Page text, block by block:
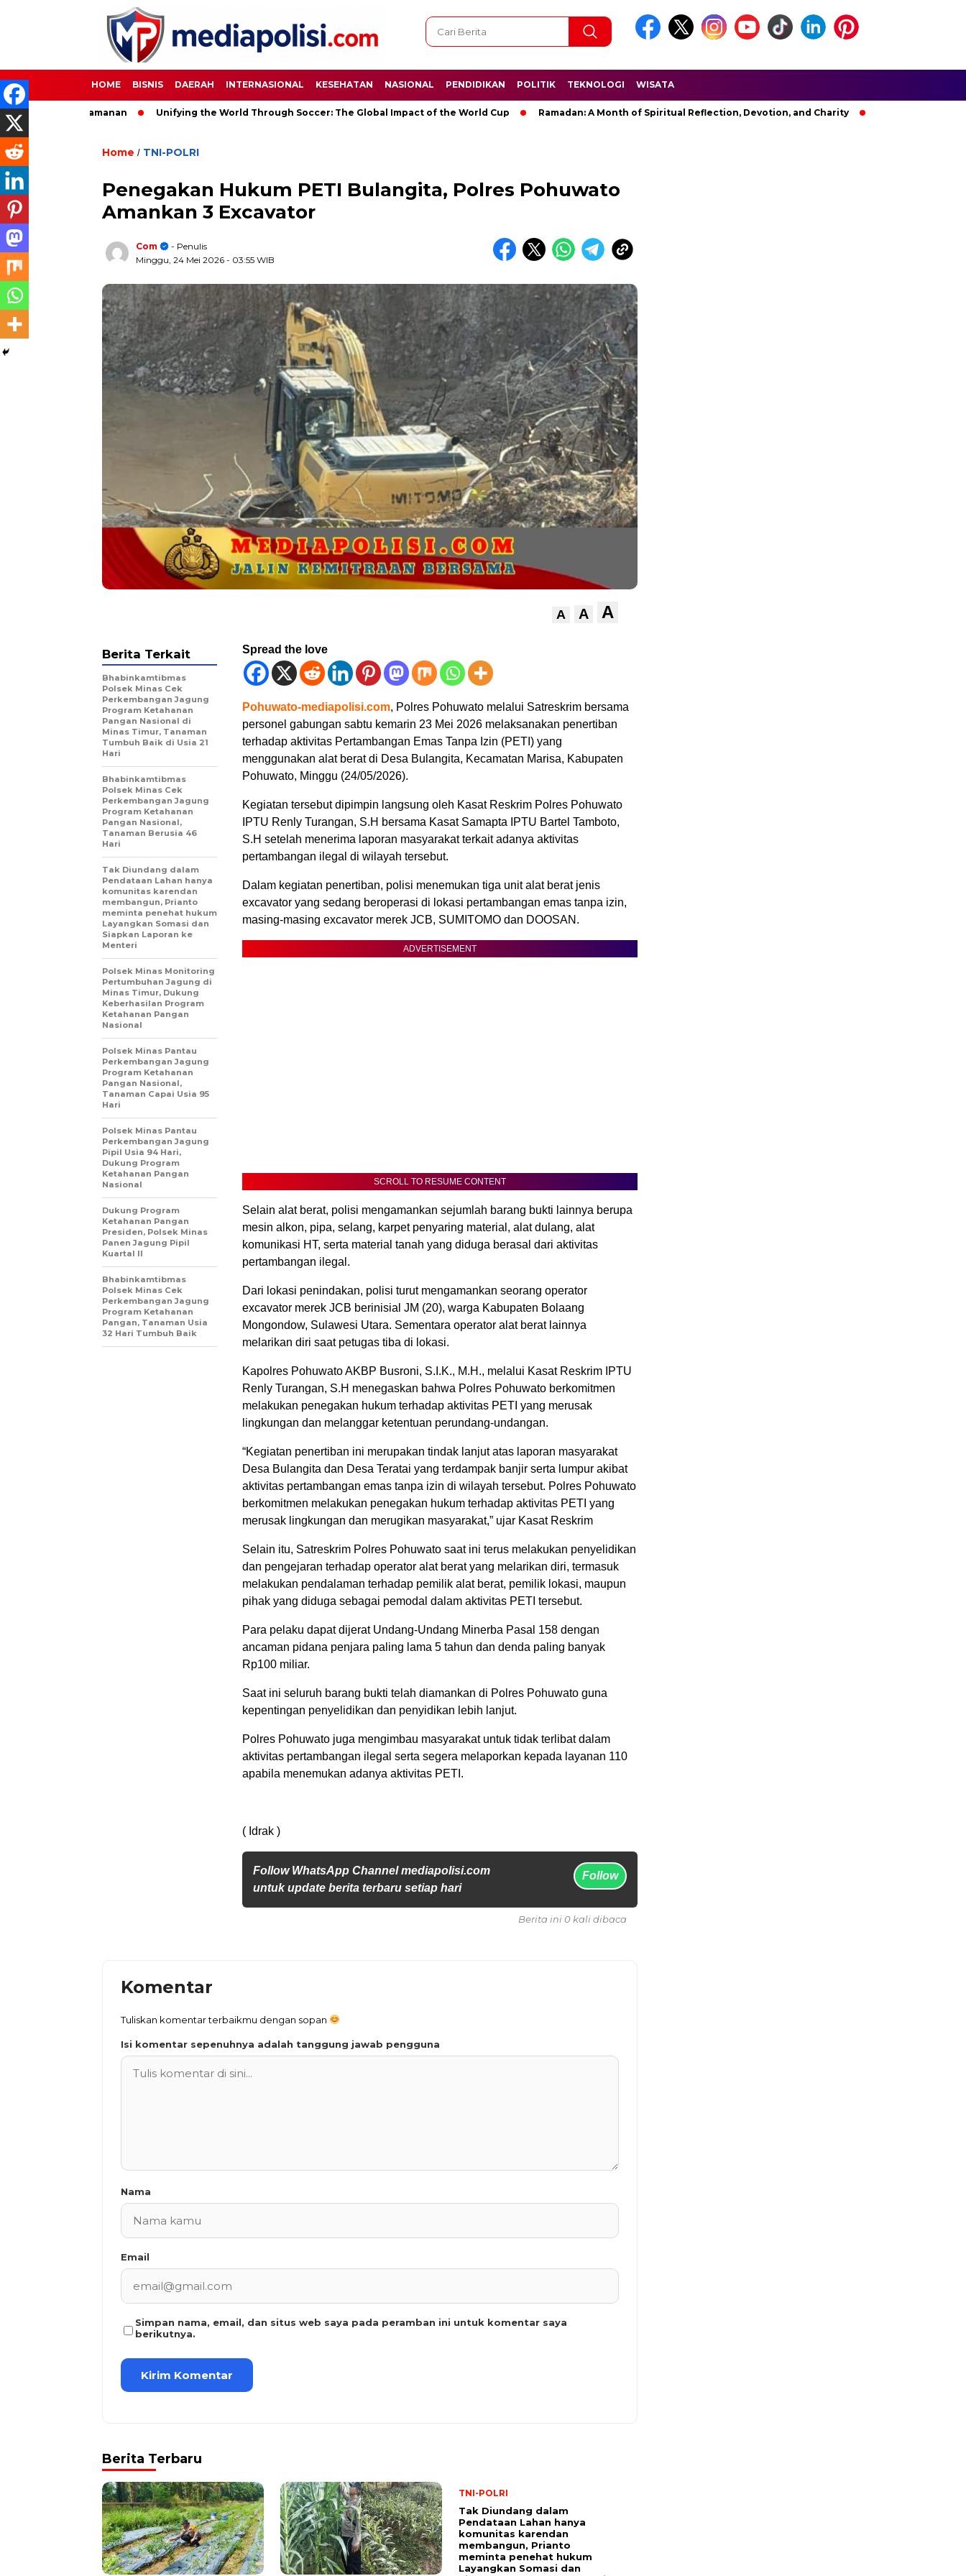
HOME BISNIS DAERAH INTERNASIONAL KESEHATAN NASIONAL PENDIDIKAN POLITIK TEKNOLOGI WISATA
Pengamanan Unifying the World Through Soccer: The Global Impact of the World Cup Ramadan: A Month of Spiritual Reflection, Devotion, and Charity The Latest News in R&B
Home / TNI-POLRI
Penegakan Hukum PETI Bulangita, Polres Pohuwato
Amankan 3 Excavator
Com
- Penulis
Minggu, 24 Mei 2026 - 03:55 WIB
A A A
Spread the love
Pohuwato-mediapolisi.com, Polres Pohuwato melalui Satreskrim bersama
personel gabungan sabtu kemarin 23 Mei 2026 melaksanakan penertiban
terhadap aktivitas Pertambangan Emas Tanpa Izin (PETI) yang
menggunakan alat berat di Desa Bulangita, Kecamatan Marisa, Kabupaten
Pohuwato, Minggu (24/05/2026).
Kegiatan tersebut dipimpin langsung oleh Kasat Reskrim Polres Pohuwato
IPTU Renly Turangan, S.H bersama Kasat Samapta IPTU Bartel Tamboto,
S.H setelah menerima laporan masyarakat terkait adanya aktivitas
pertambangan ilegal di wilayah tersebut.
Dalam kegiatan penertiban, polisi menemukan tiga unit alat berat jenis
excavator yang sedang beroperasi di lokasi pertambangan emas tanpa izin,
masing-masing excavator merek JCB, SUMITOMO dan DOOSAN.
ADVERTISEMENT
SCROLL TO RESUME CONTENT
Selain alat berat, polisi mengamankan sejumlah barang bukti lainnya berupa
mesin alkon, pipa, selang, karpet penyaring material, alat dulang, alat
komunikasi HT, serta material tanah yang diduga berasal dari aktivitas
pertambangan ilegal.
Dari lokasi penindakan, polisi turut mengamankan seorang operator
excavator merek JCB berinisial JM (20), warga Kabupaten Bolaang
Mongondow, Sulawesi Utara. Sementara operator alat berat lainnya
melarikan diri saat petugas tiba di lokasi.
Kapolres Pohuwato AKBP Busroni, S.I.K., M.H., melalui Kasat Reskrim IPTU
Renly Turangan, S.H menegaskan bahwa Polres Pohuwato berkomitmen
melakukan penegakan hukum terhadap aktivitas PETI yang merusak
lingkungan dan melanggar ketentuan perundang-undangan.
“Kegiatan penertiban ini merupakan tindak lanjut atas laporan masyarakat
Desa Bulangita dan Desa Teratai yang terdampak banjir serta lumpur akibat
aktivitas pertambangan emas tanpa izin di wilayah tersebut. Polres Pohuwato
berkomitmen melakukan penegakan hukum terhadap aktivitas PETI yang
merusak lingkungan dan merugikan masyarakat,” ujar Kasat Reskrim
Selain itu, Satreskrim Polres Pohuwato saat ini terus melakukan penyelidikan
dan pengejaran terhadap operator alat berat yang melarikan diri, termasuk
melakukan pendalaman terhadap pemilik alat berat, pemilik lokasi, maupun
pihak yang diduga sebagai pemodal dalam aktivitas PETI tersebut.
Para pelaku dapat dijerat Undang-Undang Minerba Pasal 158 dengan
ancaman pidana penjara paling lama 5 tahun dan denda paling banyak
Rp100 miliar.
Saat ini seluruh barang bukti telah diamankan di Polres Pohuwato guna
kepentingan penyelidikan dan penyidikan lebih lanjut.
Polres Pohuwato juga mengimbau masyarakat untuk tidak terlibat dalam
aktivitas pertambangan ilegal serta segera melaporkan kepada layanan 110
apabila menemukan adanya aktivitas PETI.
( Idrak )
Follow WhatsApp Channel mediapolisi.com
untuk update berita terbaru setiap hari
Follow
Berita Terkait
Bhabinkamtibmas
Polsek Minas Cek
Perkembangan Jagung
Program Ketahanan
Pangan Nasional di
Minas Timur, Tanaman
Tumbuh Baik di Usia 21
Hari
Bhabinkamtibmas
Polsek Minas Cek
Perkembangan Jagung
Program Ketahanan
Pangan Nasional,
Tanaman Berusia 46
Hari
Tak Diundang dalam
Pendataan Lahan hanya
komunitas karendan
membangun, Prianto
meminta penehat hukum
Layangkan Somasi dan
Siapkan Laporan ke
Menteri
Polsek Minas Monitoring
Pertumbuhan Jagung di
Minas Timur, Dukung
Keberhasilan Program
Ketahanan Pangan
Nasional
Polsek Minas Pantau
Perkembangan Jagung
Program Ketahanan
Pangan Nasional,
Tanaman Capai Usia 95
Hari
Polsek Minas Pantau
Perkembangan Jagung
Pipil Usia 94 Hari,
Dukung Program
Ketahanan Pangan
Nasional
Dukung Program
Ketahanan Pangan
Presiden, Polsek Minas
Panen Jagung Pipil
Kuartal II
Bhabinkamtibmas
Polsek Minas Cek
Perkembangan Jagung
Program Ketahanan
Pangan, Tanaman Usia
32 Hari Tumbuh Baik
Berita ini 0 kali dibaca
Komentar
Tuliskan komentar terbaikmu dengan sopan
Isi komentar sepenuhnya adalah tanggung jawab pengguna
Nama
Email
Simpan nama, email, dan situs web saya pada peramban ini untuk komentar saya
berikutnya.
Berita Terbaru
TNI-POLRI
Tak Diundang dalam
Pendataan Lahan hanya
komunitas karendan
membangun, Prianto
meminta penehat hukum
Layangkan Somasi dan